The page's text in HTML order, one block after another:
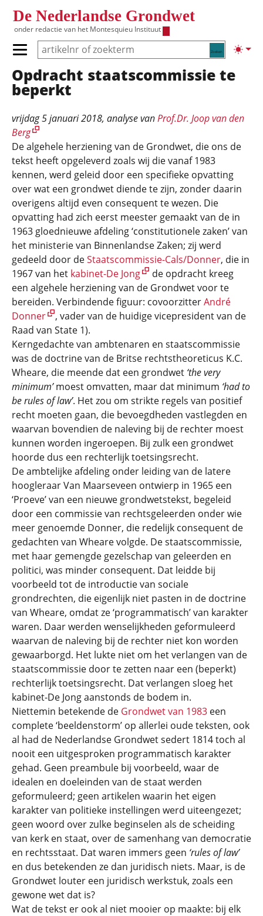
De Nederlandse Grondwet
onder redactie van het Montesquieu Instituut
Zoeken
Primair menu tonen/verbergen
Hoofdnavigatie
Opdracht staatscommissie te
beperkt
vrijdag 5 januari 2018, analyse vanProf.Dr. Joop van den
Berg
De algehele herziening van de Grondwet, die ons de
tekst heeft opgeleverd zoals wij die vanaf 1983
kennen, werd geleid door een specifieke opvatting
over wat een grondwet diende te zijn, zonder daarin
overigens altijd even consequent te wezen. Die
opvatting had zich eerst meester gemaakt van de in
1963 gloednieuwe afdeling ‘constitutionele zaken’ van
het ministerie van Binnenlandse Zaken; zij werd
gedeeld door deStaatscommissie-Cals/Donner, die in
1967 van het kabinet-De Jong
de opdracht kreeg
een algehele herziening van de Grondwet voor te
bereiden. Verbindende figuur: covoorzitterAndré
Donner
, vader van de huidige vicepresident van de
Raad van State 1).
Kerngedachte van ambtenaren en staatscommissie
was de doctrine van de Britse rechtstheoreticus K.C.
Wheare, die meende dat een grondwet ‘the very
minimum’moest omvatten, maar dat minimum ‘had to
be rules of law’. Het zou om strikte regels van positief
recht moeten gaan, die bevoegdheden vastlegden en
waarvan bovendien de naleving bij de rechter moest
kunnen worden ingeroepen. Bij zulk een grondwet
hoorde dus een rechterlijk toetsingsrecht.
De ambtelijke afdeling onder leiding van de latere
hoogleraar Van Maarseveen ontwierp in 1965 een
‘Proeve’ van een nieuwe grondwetstekst, begeleid
door een commissie van rechtsgeleerden onder wie
meer genoemde Donner, die redelijk consequent de
gedachten van Wheare volgde. De staatscommissie,
met haar gemengde gezelschap van geleerden en
politici, was minder consequent. Dat leidde bij
voorbeeld tot de introductie van sociale
grondrechten, die eigenlijk niet pasten in de doctrine
van Wheare, omdat ze ‘programmatisch’ van karakter
waren. Daar werden wenselijkheden geformuleerd
waarvan de naleving bij de rechter niet kon worden
gewaarborgd. Het lukte niet om het verlangen van de
staatscommissie door te zetten naar een (beperkt)
rechterlijk toetsingsrecht. Dat verlangen sloeg het
kabinet-De Jong aanstonds de bodem in.
Niettemin betekende de Grondwet van 1983 een
complete ‘beeldenstorm’ op allerlei oude teksten, ook
al had de Nederlandse Grondwet sedert 1814 toch al
nooit een uitgesproken programmatisch karakter
gehad. Geen preambule bij voorbeeld, waar de
idealen en doeleinden van de staat werden
geformuleerd; geen artikelen waarin het eigen
karakter van politieke instellingen werd uiteengezet;
geen woord over zulke beginselen als de scheiding
van kerk en staat, over de samenhang van democratie
en rechtsstaat. Dat waren immers geen ‘rules of law’
en dus betekenden ze dan juridisch niets. Maar, is de
Grondwet louter een juridisch werkstuk, zoals een
gewone wet dat is?
Wat de tekst er ook al niet mooier op maakte: bij elk